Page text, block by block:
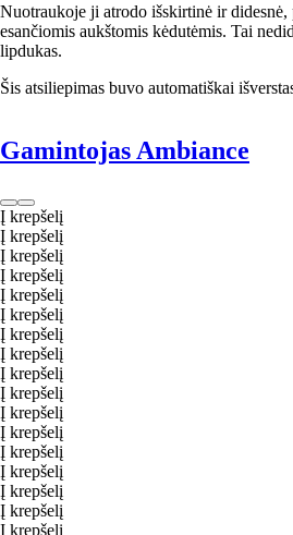
Nuotraukoje ji atrodo išskirtinė ir
esančiomis aukštomis kėdutėmis. Tai
lipdukas.
Šis atsiliepimas buvo automatiškai
Gamintojas Ambiance
Į krepšelį
Į krepšelį
Į krepšelį
Į krepšelį
Į krepšelį
Į krepšelį
Į krepšelį
Į krepšelį
Į krepšelį
Į krepšelį
Į krepšelį
Į krepšelį
Į krepšelį
Į krepšelį
Į krepšelį
Į krepšelį
Į krepšelį